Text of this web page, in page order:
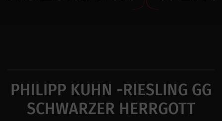
PHILIPP KUHN -RIESLING GG
SCHWARZER HERRGOTT